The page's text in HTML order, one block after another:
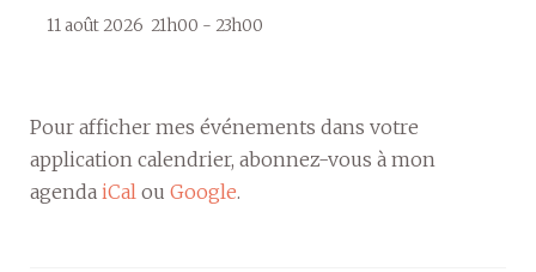
11 août 2026 21h00 - 23h00
Pour afficher mes événements dans votre
application calendrier, abonnez-vous à mon
agenda iCal ou Google.